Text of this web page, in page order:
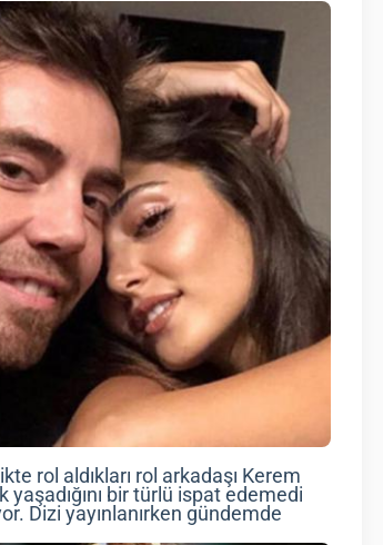
rol aldıkları rol arkadaşı Kerem
bir türlü ispat edemedi
Dizi yayınlanırken gündemde